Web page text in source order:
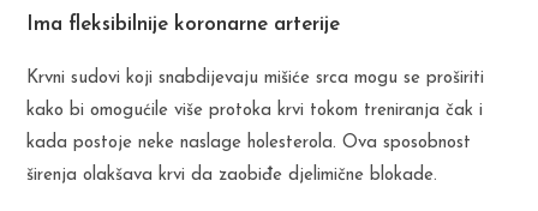
Ima fleksibilnije koronarne arterije
Krvni sudovi koji snabdijevaju mišiće srca mogu se proširiti
kako bi omogućile više protoka krvi tokom treniranja čak i
kada postoje neke naslage holesterola. Ova sposobnost
širenja olakšava krvi da zaobiđe djelimične blokade.